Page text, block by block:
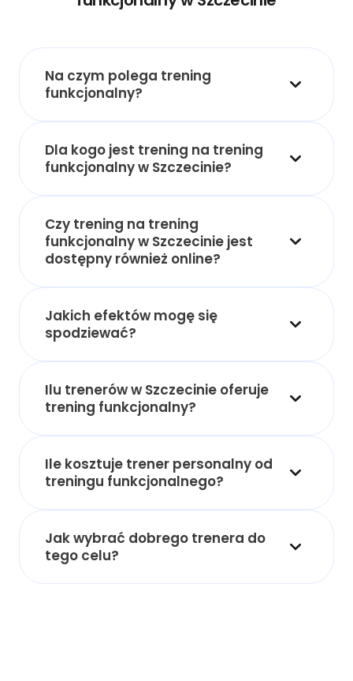
Na czym polega trening
funkcjonalny?
Dla kogo jest trening na trening
funkcjonalny w Szczecinie?
Czy trening na trening
funkcjonalny w Szczecinie jest
dostępny również online?
Jakich efektów mogę się
spodziewać?
Ilu trenerów w Szczecinie oferuje
trening funkcjonalny?
Ile kosztuje trener personalny od
treningu funkcjonalnego?
Jak wybrać dobrego trenera do
tego celu?